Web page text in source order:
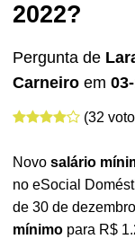
2022?
Pergunta de
Carneiro em
(32
Novosalário
no eSocial
de 30 de
mínimo para R$